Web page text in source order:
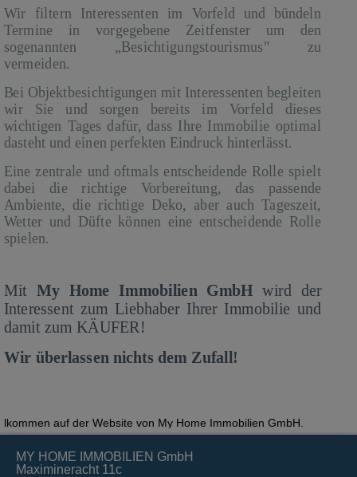
Wir filtern Interessenten im Vorfeld und bündeln
Termine in vorgegebene Zeitfenster um den
sogenannten „Besichtigungstourismus" zu
vermeiden.
Bei Objektbesichtigungen mit Interessenten begleiten
wir Sie und sorgen bereits im Vorfeld dieses
wichtigen Tages dafür, dass Ihre Immobilie optimal
dasteht und einen perfekten Eindruck hinterlässt.
Eine zentrale und oftmals entscheidende Rolle spielt
dabei die richtige Vorbereitung, das passende
Ambiente, die richtige Deko, aber auch Tageszeit,
Wetter und Düfte können eine entscheidende Rolle
spielen.
Mit My Home Immobilien GmbHwird der
Interessent zum Liebhaber Ihrer Immobilie und
damit zum KÄUFER!
Wir überlassen nichts dem Zufall!
auf der Website von My Home Immobilien GmbH.
MY HOME IMMOBILIEN GmbH
Maximineracht 11c